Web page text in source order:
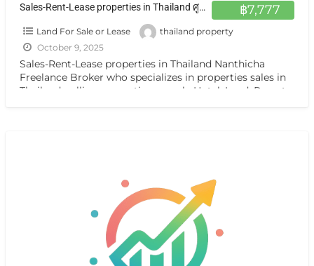
฿7,777
Sales-Rent-Lease properties in Thailand ศูนย์กลาง อสังหาฯ ทั่วไทย ฝากขาย เช่า บ้าน ตึกแถว ที่ดิน กิจการ กรุงเทพ หรือต่างจังหวัดแหล่งน่าสนใจ
Land For Sale or Lease
thailand property
October 9, 2025
Sales-Rent-Lease properties in Thailand Nanthicha
Freelance Broker who specializes in properties sales in
Thailand. selling properties namely Hotel ,Land, Resort,